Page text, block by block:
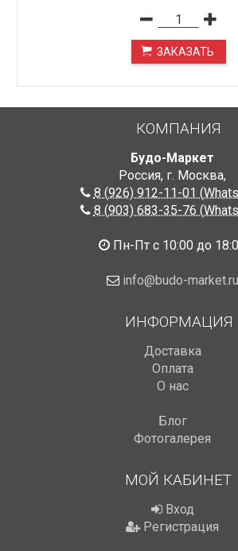
ЗАКАЗАТЬ
КОМПАНИЯ
Будо-Маркет
Россия, г. Москва,
8 (926) 912-11-01
8 (903) 683-35-76
Пн-Пт с 10:00 до
info@budo-market.ru
ИНФОРМАЦИЯ
Доставка
Оплата
О нас
Блог
Фотогалерея
МОЙ КАБИНЕТ
Вход
Регистрация